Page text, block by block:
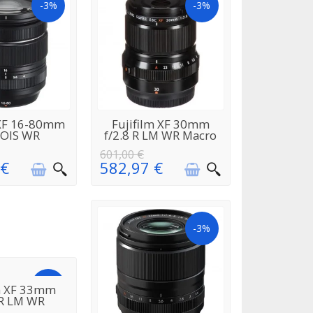
-3%
EN16-80mm
WR
-3%
EN
RÉAPPROVISIONNEMENT
Fujifilm XF 30mm
f/2.8 R LM WR Macro
601,00 €
582,97 €
-3%
EN
33mm
LM WR
-3%